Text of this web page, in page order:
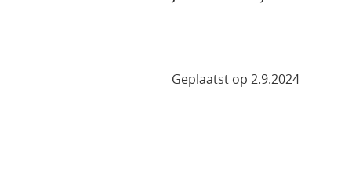
Geplaatst op 2.9.2024